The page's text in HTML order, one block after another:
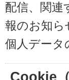
配信、関連
報のお知ら
個人データ
Cookie